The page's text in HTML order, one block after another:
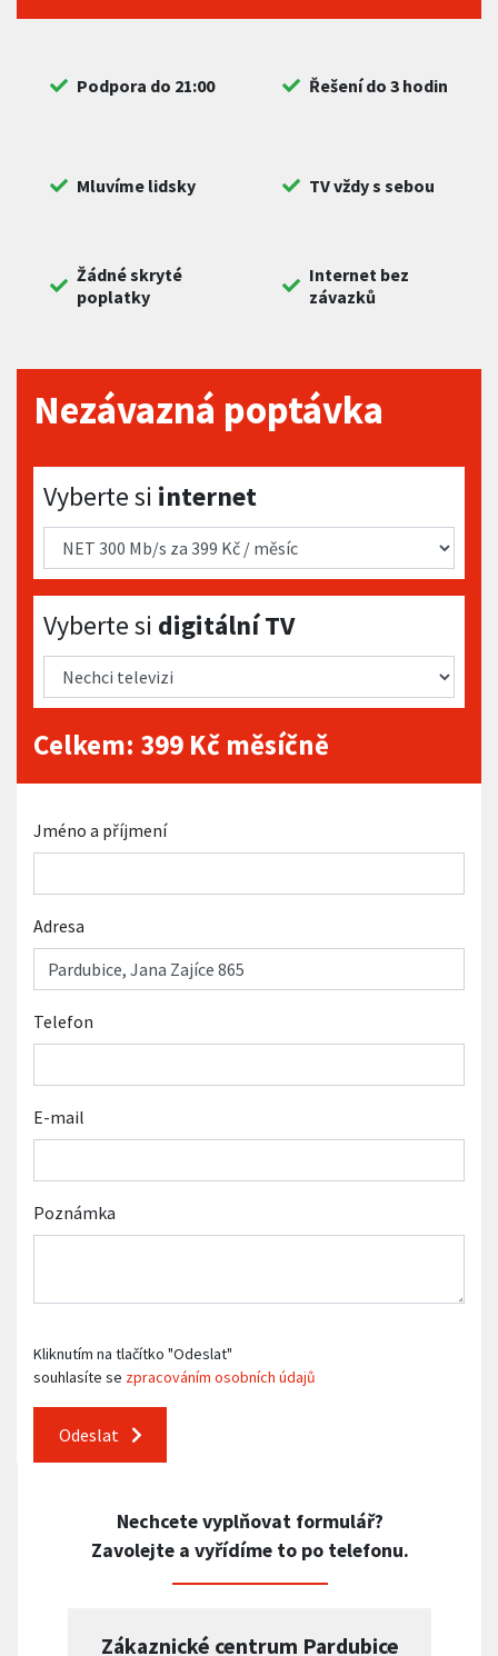
Podpora do 21:00 Řešení do 3 hodin
Mluvíme lidsky TV vždy s sebou
Žádné skryté
poplatky
Internet bez
závazků
Nezávazná poptávka
Vyberte si internet
Vyberte si internet
Vyberte si digitální TV
Vyberte si digitální TV
Celkem: 399 Kč měsíčně
Jméno a příjmení
Adresa
Telefon
E-mail
Poznámka
Kliknutím na tlačítko "Odeslat"
souhlasíte se zpracováním osobních údajů
Odeslat
Nechcete vyplňovat formulář?
Zavolejte a vyřídíme to po telefonu.
Zákaznické centrum Pardubice